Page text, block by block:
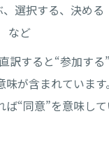
選択する、決め
など
訳すると“参加す
味が含まれていま
“同意”を意味して